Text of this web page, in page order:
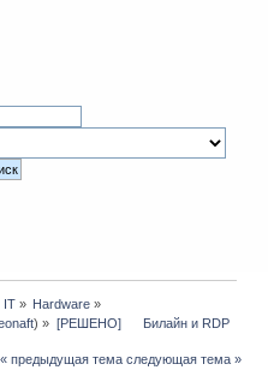
IT» Hardware»
) » [РЕШЕНО]      Билайн и RDP
« предыдущая тема следующая тема »